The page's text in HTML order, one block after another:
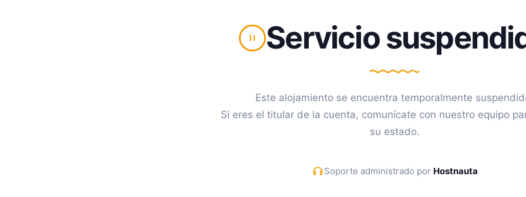
Servicio
Este alojamiento se encuentra temporalmente
Si eres el titular de la cuenta, comunícate con nuestro equipo
su estado.
Soporte administrado por Hostnauta